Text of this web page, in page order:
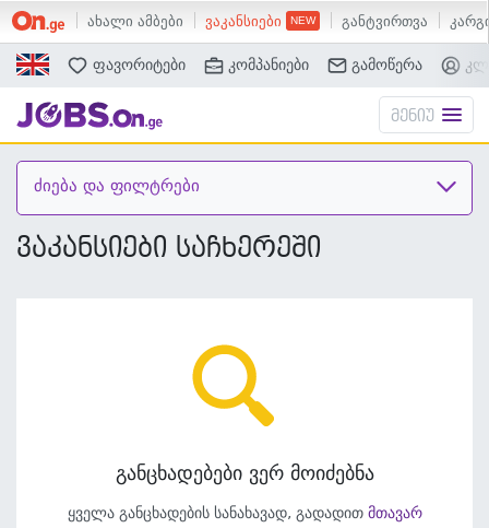
ახალი ამბები ვაკანსიები განტვირთვა
ძებნა
ფავორიტები კომპანიები გამოწერა
მენიუ
ძიება და ფილტრები
ვაკანსიები საჩხერეში
განცხადებები ვერ მოიძებნა
ყველა განცხადების სანახავად, გადადით მთავარ